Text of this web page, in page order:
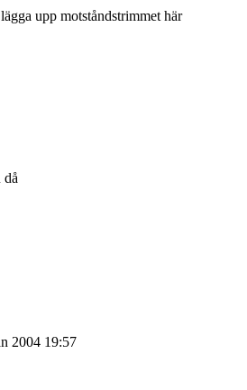
upp motståndstrimmet här
då
2004 19:57